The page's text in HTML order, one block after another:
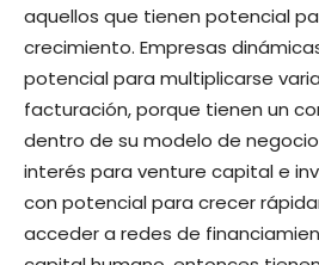
aquellos que tienen potencial
crecimiento. Empresas
potencial para multiplicarse
facturación, porque tienen un
dentro de su modelo de
interés para venture capital e
con potencial para crecer
acceder a redes de